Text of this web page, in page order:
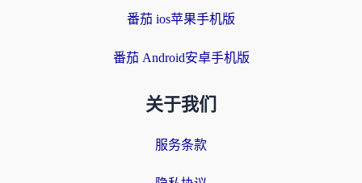
番茄 ios苹果手机版
番茄 Android安卓手机版
关于我们
服务条款